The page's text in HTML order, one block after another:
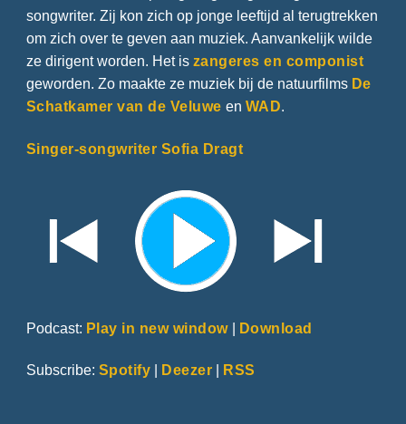
songwriter. Zij kon zich op jonge leeftijd al terugtrekken
om zich over te geven aan muziek. Aanvankelijk wilde
ze dirigent worden. Het is zangeres en componist
geworden. Zo maakte ze muziek bij de natuurfilms De
Schatkamer van de Veluwe en WAD.
Singer-songwriter Sofia Dragt
Podcast: Play in new window| Download
Subscribe: Spotify Deezer RSS